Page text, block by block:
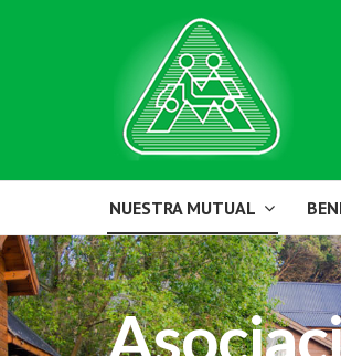
NUESTRA MUTUAL